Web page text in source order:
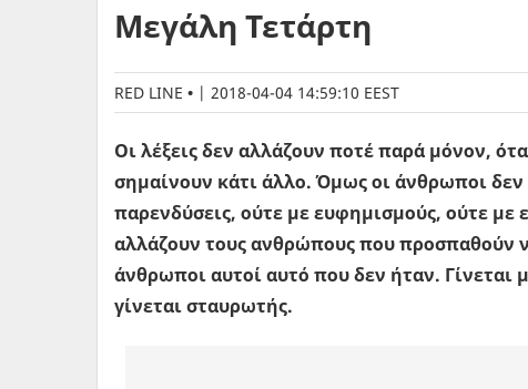
Μεγάλη Τετάρτη
RED LINE | 2018-04-04 14:59:10 EEST
Οι λέξεις δεν αλλάζουν ποτέ παρά μόνον,
σημαίνουν κάτι άλλο. Όμως οι άνθρωποι δεν
παρενδύσεις, ούτε με ευφημισμούς, ούτε με
αλλάζουν τους ανθρώπους που προσπαθούν
άνθρωποι αυτοί αυτό που δεν ήταν. Γίνεται
γίνεται σταυρωτής.